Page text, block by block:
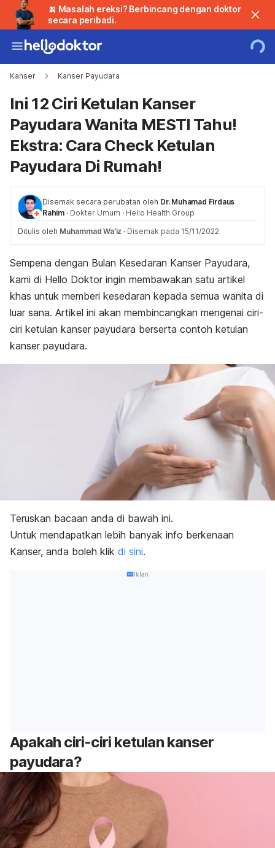
🍌 Masalah ereksi? Berbincang dengan doktor
secara peribadi.
Kanser Kanser Payudara
Ini 12 Ciri Ketulan Kanser
Payudara Wanita MESTI Tahu!
Ekstra: Cara Check Ketulan
Payudara Di Rumah!
Disemak secara perubatan oleh Dr. Muhamad Firdaus
Rahim · Dokter Umum · Hello Health Group
Ditulis oleh Muhammad Wa'iz · Disemak pada 15/11/2022
Sempena dengan Bulan Kesedaran Kanser Payudara,
kami di Hello Doktor ingin membawakan satu artikel
khas untuk memberi kesedaran kepada semua wanita di
luar sana. Artikel ini akan membincangkan mengenai ciri-
ciri ketulan kanser payudara berserta contoh ketulan
kanser payudara.
Teruskan bacaan anda di bawah ini.
Untuk mendapatkan lebih banyak info berkenaan
Kanser, anda boleh klik di sini.
Iklan
Apakah ciri-ciri ketulan kanser
payudara?